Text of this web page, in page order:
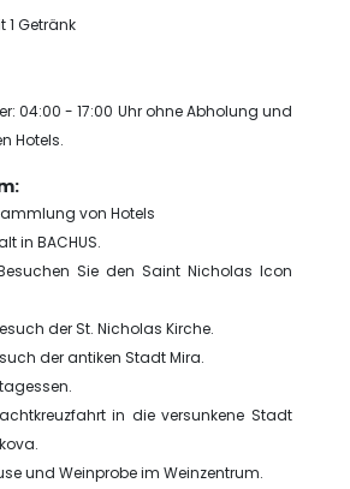
1 Getränk
04:00 - 17:00 Uhr ohne Abholung und
Hotels.
von Hotels
in BACHUS.
Sie den Saint Nicholas Icon
der St. Nicholas Kirche.
der antiken Stadt Mira.
in die versunkene Stadt
und Weinprobe im Weinzentrum.